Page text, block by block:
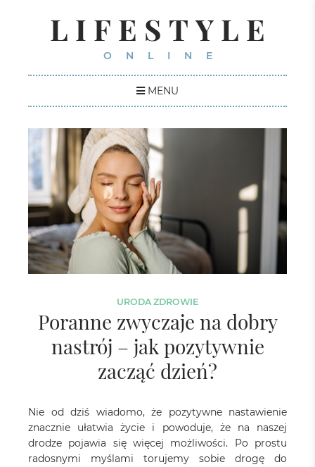
LIFESTYLE
ONLINE
MENU
URODA ZDROWIE
Poranne zwyczaje na dobry
nastrój – jak pozytywnie
zacząć dzień?
Nie od dziś wiadomo, że pozytywne nastawienie
znacznie ułatwia życie i powoduje, że na naszej
drodze pojawia się więcej możliwości. Po prostu
radosnymi myślami torujemy sobie drogę do